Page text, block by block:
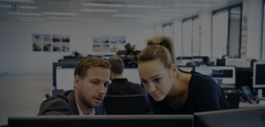
Информация о компании
Менеджмент SHEQ
Социальная ответственность